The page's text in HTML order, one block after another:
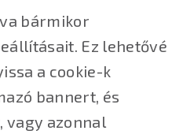
bármikor
Ez lehetővé
a cookie-k
bannert, és
vagy azonnal